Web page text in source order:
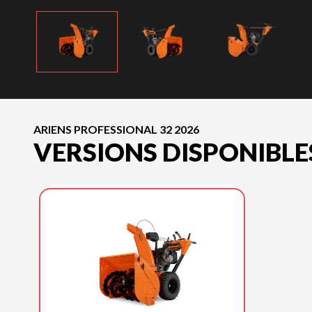
ARIENS PROFESSIONAL 32 2026
VERSIONS